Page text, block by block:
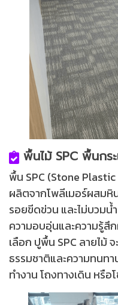
พื้นไม้ SPC พื้นกร
พื้น SPC (Stone
ผลิตจากโพลีเมอร์ผสมหิ
รอยขีดข่วน และไม่บวมน้
ความอบอุ่นและความรู้
เลือก ปูพื้น SPC ลายไม้
ธรรมชาติและความทนทา
ทำงาน โถงทางเดิน หรื